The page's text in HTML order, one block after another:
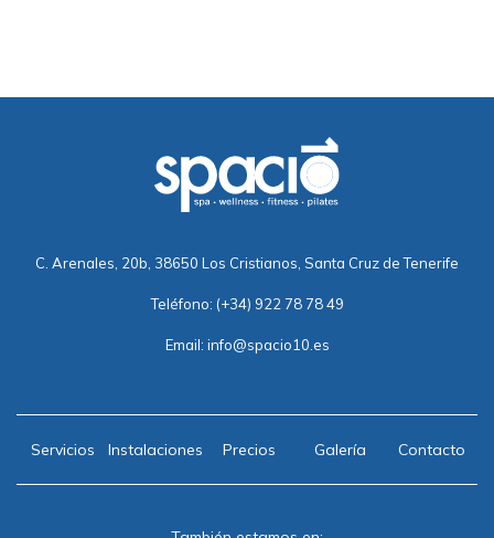
C. Arenales, 20b, 38650 Los Cristianos, Santa Cruz de Tenerife
Teléfono: (+34) 922 78 78 49
Email: info@spacio10.es
Servicios Instalaciones Precios Galería Contacto